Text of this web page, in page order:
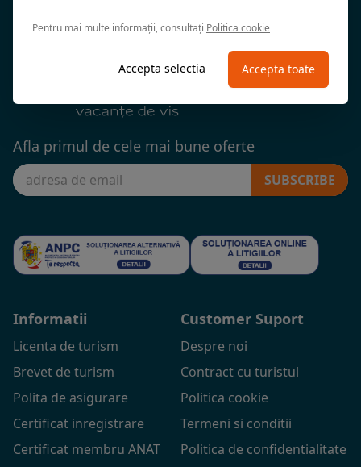
Afla primul de cele mai bune oferte
SUBSCRIBE
Informatii
Licenta de turism
Brevet de turism
Polita de asigurare
Certificat inregistrare
Certificat membru ANAT
Customer Suport
Despre noi
Contract cu turistul
Politica cookie
Termeni si conditii
Politica de confidentialitate
Pentru mai multe informații, consultați Politica cookie
Accepta selectia Accepta toate